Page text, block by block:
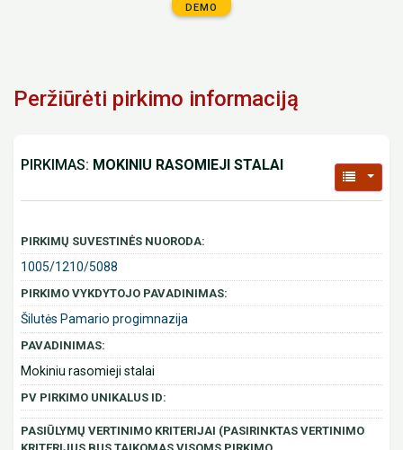
DEMO
Peržiūrėti pirkimo informaciją
PIRKIMAS: MOKINIU RASOMIEJI STALAI
PIRKIMŲ SUVESTINĖS NUORODA:
1005/1210/5088
PIRKIMO VYKDYTOJO PAVADINIMAS:
Šilutės Pamario progimnazija
PAVADINIMAS:
Mokiniu rasomieji stalai
PV PIRKIMO UNIKALUS ID:
PASIŪLYMŲ VERTINIMO KRITERIJAI (PASIRINKTAS VERTINIMO